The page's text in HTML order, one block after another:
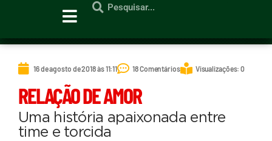
16 de agosto de 2018 às 11:11 18 Comentários Visualizações: 0
RELAÇÃO DE AMOR
Uma história apaixonada entre
time e torcida